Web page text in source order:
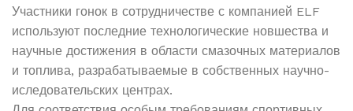
Участники гонок в сотрудничестве с компанией ELF
используют последние технологические новшества и
научные достижения в области смазочных материалов
и топлива, разрабатываемые в собственных научно-
иследовательских центрах.